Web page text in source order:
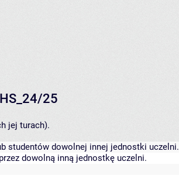
25
jej turach).
studentów dowolnej innej jednostki uczelni.
dowolną inną jednostkę uczelni.